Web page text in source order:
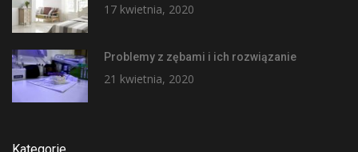
17 kwietnia, 2020
Problemy z zębami i ich rozwiązanie
21 kwietnia, 2020
Kategorie